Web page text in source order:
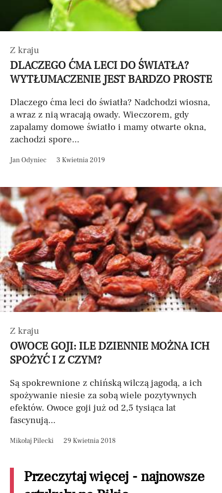
Z kraju
DLACZEGO ĆMA LECI DO ŚWIATŁA?
WYTŁUMACZENIE JEST BARDZO PROSTE
Dlaczego ćma leci do światła? Nadchodzi wiosna,
a wraz z nią wracają owady. Wieczorem, gdy
zapalamy domowe światło i mamy otwarte okna,
zachodzi spore...
Jan Odyniec 3 Kwietnia 2019
Z kraju
OWOCE GOJI: ILE DZIENNIE MOŻNA ICH
SPOŻYĆ I Z CZYM?
Są spokrewnione z chińską wilczą jagodą, a ich
spożywanie niesie za sobą wiele pozytywnych
efektów. Owoce goji już od 2,5 tysiąca lat
fascynują...
Mikołaj Pilecki 29 Kwietnia 2018
Przeczytaj więcej - najnowsze